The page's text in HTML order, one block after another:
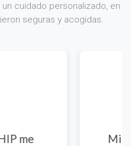
cuidado personalizado, en
seguras y acogidas.
consulta ginecológica en